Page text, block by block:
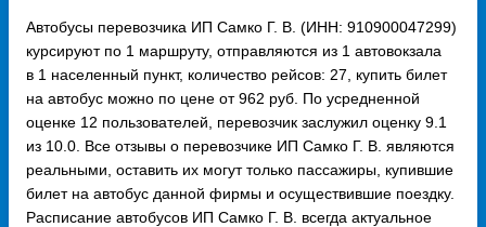
Автобусы перевозчика ИП Самко Г. В. (ИНН: 910900047299)
курсируют по 1 маршруту, отправляются из 1 автовокзала
в 1 населенный пункт, количество рейсов: 27, купить билет
на автобус можно по цене от 962 руб. По усредненной
оценке 12 пользователей, перевозчик заслужил оценку 9.1
из 10.0. Все отзывы о перевозчике ИП Самко Г. В. являются
реальными, оставить их могут только пассажиры, купившие
билет на автобус данной фирмы и осуществившие поездку.
Расписание автобусов ИП Самко Г. В. всегда актуальное